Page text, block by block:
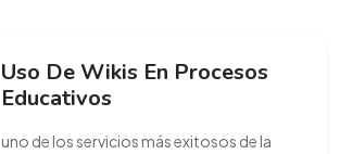
Uso De Wikis En Procesos
Educativos
uno de los servicios más exitosos de la